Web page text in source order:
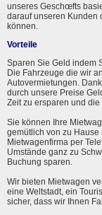
unseres Geschœfts
darauf unseren Kunden
können.
Vorteile
Sparen Sie Geld indem
Die Fahrzeuge die wir
Autovermietungen.
durch unsere Preise
Zeit zu ersparen und
Sie können Ihre
gemütlich von zu
Mietwagenfirma per
Umstände ganz zu
Buchung sparen.
Wir bieten Mietwagen
eine Weltstadt, ein
sicher, dass wir Ihnen